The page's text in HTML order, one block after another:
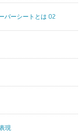
バーシートとは 02
現